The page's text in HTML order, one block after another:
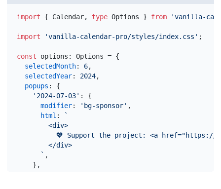
import { Calendar, type Options } from 'vanilla-
import 'vanilla-calendar-pro/styles/index.css' ;
const options : Options = {
selectedMonth: 6,
selectedYear: 2024,
popups :
{
'2024-07-03' :
{
modifier: 'bg-sponsor' ,
html :
`
        <div>
💖 Support the project: <a
        </div>
      `
,
} ,